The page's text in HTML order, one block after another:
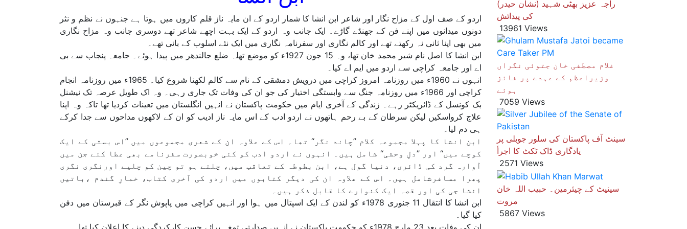
اردو کے صف اول کے مزاح نگار اور شاعر ابن انشا کا شمار اردو کے ان مایہ ناز قلم کاروں میں ہوتا ہے جنہوں نے نظم و نثر
دونوں میدانوں میں اپنے فن کے جھنڈے گاڑے۔ ایک جانب وہ اردو کے ایک بہت اچھے شاعر تھے دوسری جانب وہ مزاح نگاری
میں بھی اپنا ثانی نہ رکھتے تھے اور کالم نگاری اور سفرنامہ نگاری میں ایک نئے اسلوب کے بانی تھے۔
ابن انشا کا اصل نام شیر محمد خان تھا، وہ 15 جون 1927ء کو موضع تھلہ ضلع جالندھر میں پیدا ہوئے۔ جامعہ پنجاب سے بی
اے اور جامعہ کراچی سے اردو میں ایم اے کیا۔
انہوں نے 1960ء میں روزنامہ امروز کراچی میں درویش دمشقی کے نام سے کالم لکھنا شروع کیا۔ 1965ء میں روزنامہ انجام
کراچی اور 1966ء میں روزنامہ جنگ سے وابستگی اختیار کی جو ان کی وفات تک جاری رہی۔ وہ اک طویل عرصہ تک نیشنل
بک کونسل کے ڈائریکٹر رہے۔ زندگی کے آخری ایام میں حکومت پاکستان نے انہیں انگلستان میں تعینات کردیا تھا تاکہ وہ اپنا
علاج کرواسکیں لیکن سرطان کے بے رحم ہاتھوں نے اردو ادب کے اس مایہ ناز ادیب کو ان کے لاکھوں مداحوں سے جدا کرکے
ہی دم لیا۔
ابن انشا کا پہلا مجموعہ کلام ’’چاند نگر‘‘ تھا۔ اس کے علاوہ ان کے شعری مجموعوں میں ’’اس بستی کے ایک
کوچے میں‘‘ اور ’’دلِ وحشی‘‘ شامل ہیں۔ انہوں نے اردو ادب کو کئی خوبصورت سفرنامے بھی عطا کئے جن میں
آوارہ گرد کی ڈائری، دنیا گول ہے، ابن بطوطہ کے تعاقب میں، چلتے ہو تو چین کو چلیے اورنگری نگری
پھرا مسافرشامل ہیں۔ اس کے علاوہ ان کی دیگر کتابوں میں اردو کی آخری کتاب، خمارِ گندم ،باتیں
انشا جی کی اور قصہ ایک کنوارے کا قابل ذکر ہیں۔
ابن انشا کا انتقال 11 جنوری 1978ء کو لندن کے ایک اسپتال میں ہوا اور انہیں کراچی میں پاپوش نگر کے قبرستان میں دفن
کیا گیا۔
ان کی وفات بعد 23 مارچ 1978ء کو حکومت پاکستان نے انہیں صدارتی تمغہ برائے حسن کارکردگی دینے کا اعلان کیا تھا۔
راجہ عزیز بھٹی شہید (نشان حیدر)
کی پیدائش
13961 Views
غلام مصطفی خان جتوئی نگراں
وزیراعظم کے عہدے پر فائز
ہوئے
7059 Views
سینٹ آف پاکستان کی سلور جوبلی پر
یادگاری ڈاک ٹکٹ کا اجرأ
2571 Views
سینیٹ کے چیئرمین۔ حبیب اللہ خان
مروت
5867 Views